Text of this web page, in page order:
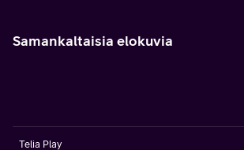
Samankaltaisia elokuvia
Telia Play